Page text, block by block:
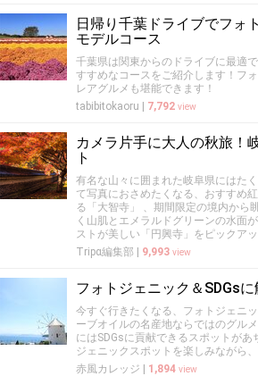
日帰り千葉ドライブでフォ
モデルコース
千葉県は関東からのドライブに最適
すすめなコースをご紹介します！フ
レアグルメも堪能できます！
tabibitokaoru
7,792 view
カメラ片手に大人の秋旅！
ト
有名な山々に囲まれた岐阜県にはた
て写真におさめたくなる、おすすめ
る「大智寺」 、期間限定の境内から
く山肌とエメラルドグリーンの水面
ストが美しい「円興寺」をピックア
Tripα編集部
9,993 view
フォトジェニック＆SDGs
今すぐ行きたくなる、フォトジェニ
ーブオイルの名産地ならではのグル
にはSDGsに貢献できるスポットが
ジェニックスポットを楽しみながら
赤風カレッジ
1,894 view